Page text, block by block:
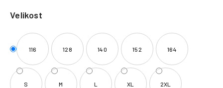
Velikost
116 128 140 152 164
S M L XL 2XL